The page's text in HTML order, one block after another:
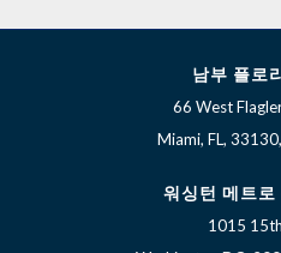
남부 플로
66 West
Miami, FL,
워싱턴 메트
1015